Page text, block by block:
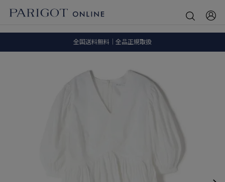
全国送料無料｜全品正規取扱